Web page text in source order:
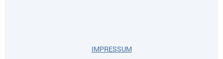
IMPRESSUM